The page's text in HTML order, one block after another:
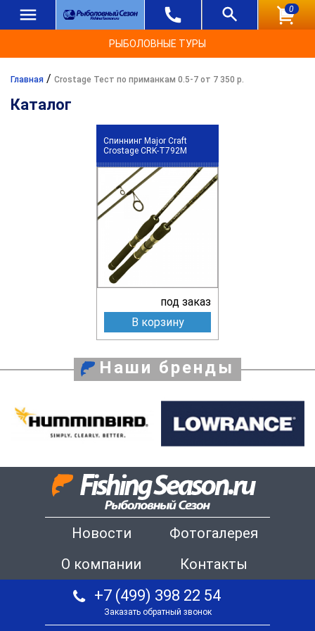
0
РЫБОЛОВНЫЕ ТУРЫ
Главная / Crostage Тест по приманкам 0.5-7 от 7 350 р.
Каталог
Спиннинг Major Craft
Crostage CRK-T792M
под заказ
В корзину
Наши бренды
Новости
Фотогалерея
О компании
Контакты
+7 (499) 398 22 54
Заказать обратный звонок